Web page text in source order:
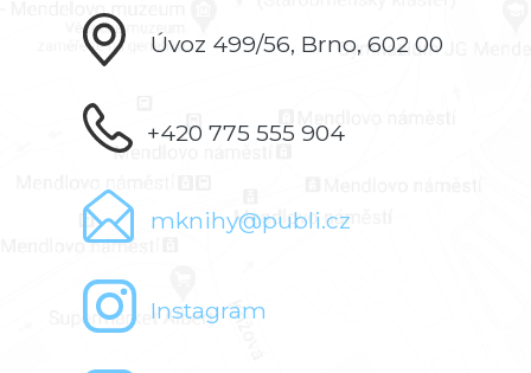
Úvoz 499/56, Brno, 602 00
+420 775 555 904
mknihy@publi.cz
Instagram